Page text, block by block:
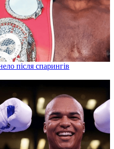
після спарингів